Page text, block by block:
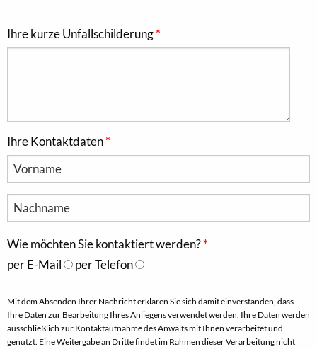
Ihre kurze Unfallschilderung
Ihre Kontaktdaten
Wie möchten Sie kontaktiert werden?
per E-Mail
per Telefon
Mit dem Absenden Ihrer Nachricht erklären Sie sich damit einverstanden, dass
Ihre Daten zur Bearbeitung Ihres Anliegens verwendet werden. Ihre Daten werden
ausschließlich zur Kontaktaufnahme des Anwalts mit Ihnen verarbeitet und
genutzt. Eine Weitergabe an Dritte findet im Rahmen dieser Verarbeitung nicht